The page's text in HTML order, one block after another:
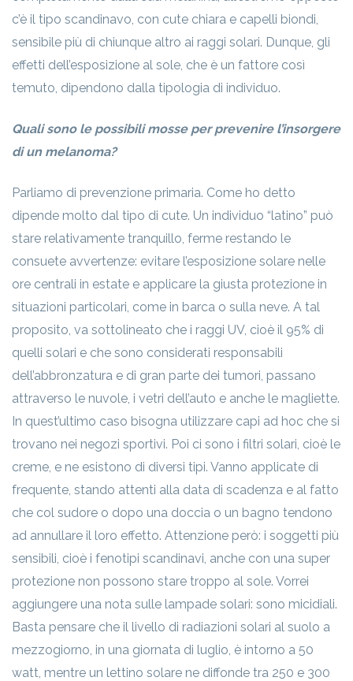
c’è il tipo scandinavo, con cute chiara e capelli biondi,
sensibile più di chiunque altro ai raggi solari. Dunque, gli
effetti dell’esposizione al sole, che è un fattore così
temuto, dipendono dalla tipologia di individuo.
Quali sono le possibili mosse per prevenire l’insorgere
di un melanoma?
Parliamo di prevenzione primaria. Come ho detto
dipende molto dal tipo di cute. Un individuo “latino” può
stare relativamente tranquillo, ferme restando le
consuete avvertenze: evitare l’esposizione solare nelle
ore centrali in estate e applicare la giusta protezione in
situazioni particolari, come in barca o sulla neve. A tal
proposito, va sottolineato che i raggi UV, cioè il 95% di
quelli solari e che sono considerati responsabili
dell’abbronzatura e di gran parte dei tumori, passano
attraverso le nuvole, i vetri dell’auto e anche le magliette.
In quest’ultimo caso bisogna utilizzare capi ad hoc che si
trovano nei negozi sportivi. Poi ci sono i filtri solari, cioè le
creme, e ne esistono di diversi tipi. Vanno applicate di
frequente, stando attenti alla data di scadenza e al fatto
che col sudore o dopo una doccia o un bagno tendono
ad annullare il loro effetto. Attenzione però: i soggetti più
sensibili, cioè i fenotipi scandinavi, anche con una super
protezione non possono stare troppo al sole. Vorrei
aggiungere una nota sulle lampade solari: sono micidiali.
Basta pensare che il livello di radiazioni solari al suolo a
mezzogiorno, in una giornata di luglio, è intorno a 50
watt, mentre un lettino solare ne diffonde tra 250 e 300